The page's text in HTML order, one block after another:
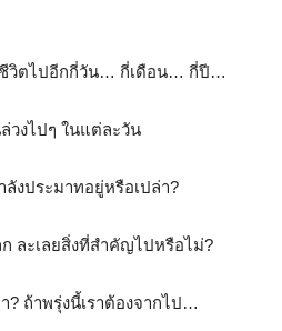
ชีวิตไปอีกกี่วัน… กี่เดือน… กี่ปี…
งไปๆ ในแต่ละวัน
ลังประมาทอยู่หรือเปล่า?
ละเลยสิ่งที่สำคัญไปหรือไม่?
? ถ้าพรุ่งนี้เราต้องจากไป…